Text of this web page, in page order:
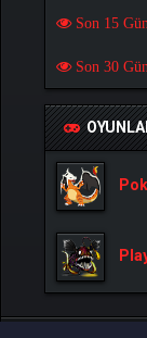
Son 15
Son 30